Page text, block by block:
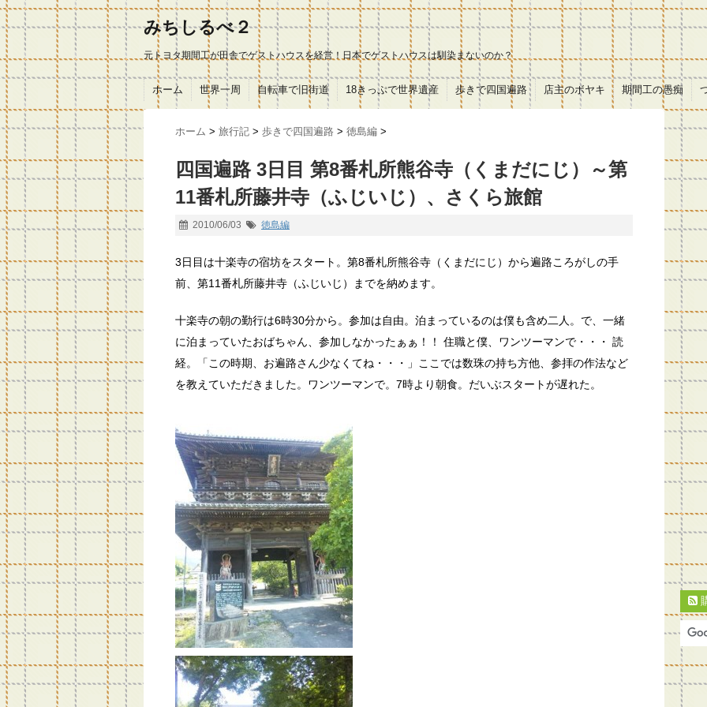
みちしるべ２
元トヨタ期間工が田舎でゲストハウスを経営！日本でゲストハウスは馴染まないのか？
ホーム 世界一周 自転車で旧街道 18きっぷで世界遺産 歩きで四国遍路 店主のボヤキ 期間工の愚痴
ホーム > 旅行記 > 歩きで四国遍路 > 徳島編 >
四国遍路 3日目 第8番札所熊谷寺（くまだにじ）～第
11番札所藤井寺（ふじいじ）、さくら旅館
2010/06/03 徳島編
3日目は十楽寺の宿坊をスタート。第8番札所熊谷寺（くまだにじ）から遍路ころがしの手
前、第11番札所藤井寺（ふじいじ）までを納めます。
十楽寺の朝の勤行は6時30分から。参加は自由。泊まっているのは僕も含め二人。で、一緒
に泊まっていたおばちゃん、参加しなかったぁぁ！！ 住職と僕、ワンツーマンで・・・ 読
経。「この時期、お遍路さん少なくてね・・・」ここでは数珠の持ち方他、参拝の作法など
を教えていただきました。ワンツーマンで。7時より朝食。だいぶスタートが遅れた。